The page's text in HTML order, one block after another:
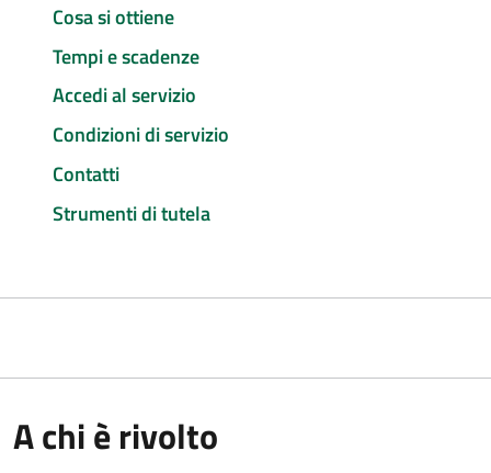
Cosa si ottiene
Tempi e scadenze
Accedi al servizio
Condizioni di servizio
Contatti
Strumenti di tutela
A chi è rivolto